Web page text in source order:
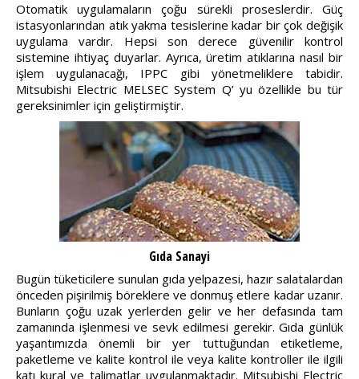
Otomatik uygulamaların çoğu sürekli proseslerdir. Güç
istasyonlarından atık yakma tesislerine kadar bir çok değişik
uygulama vardır. Hepsi son derece güvenilir kontrol
sistemine ihtiyaç duyarlar. Ayrıca, üretim atıklarına nasıl bir
işlem uygulanacağı, IPPC gibi yönetmeliklere tabidir.
Mitsubishi Electric MELSEC System Q’ yu özellikle bu tür
gereksinimler için geliştirmiştir.
Gıda Sanayi
Bugün tüketicilere sunulan gıda yelpazesi, hazır salatalardan
önceden pişirilmiş böreklere ve donmuş etlere kadar uzanır.
Bunların çoğu uzak yerlerden gelir ve her defasında tam
zamanında işlenmesi ve sevk edilmesi gerekir. Gıda günlük
yaşantımızda önemli bir yer tuttuğundan etiketleme,
paketleme ve kalite kontrol ile veya kalite kontroller ile ilgili
katı kural ve talimatlar uygulanmaktadır. Mitsubishi Electric